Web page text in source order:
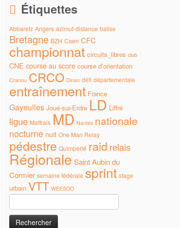
Étiquettes
Abbaretz Angers azimut-distance balise
Bretagne BZH Caen CFC
championnat circuits_libres club
CNE course au score course d'orientation
Cranou CRCO Dinan défi départementale
entraînement France
Gayeulles Joué-sur-Erdre LD Liffré
ligue Maffrais MD Nantes nationale
nocturne nuit One Man Relay
pédestre Quimperlé raid relais
Régionale Saint Aubin du
Cormier semaine fédérale sprint stage
urbain VTT WEESOO